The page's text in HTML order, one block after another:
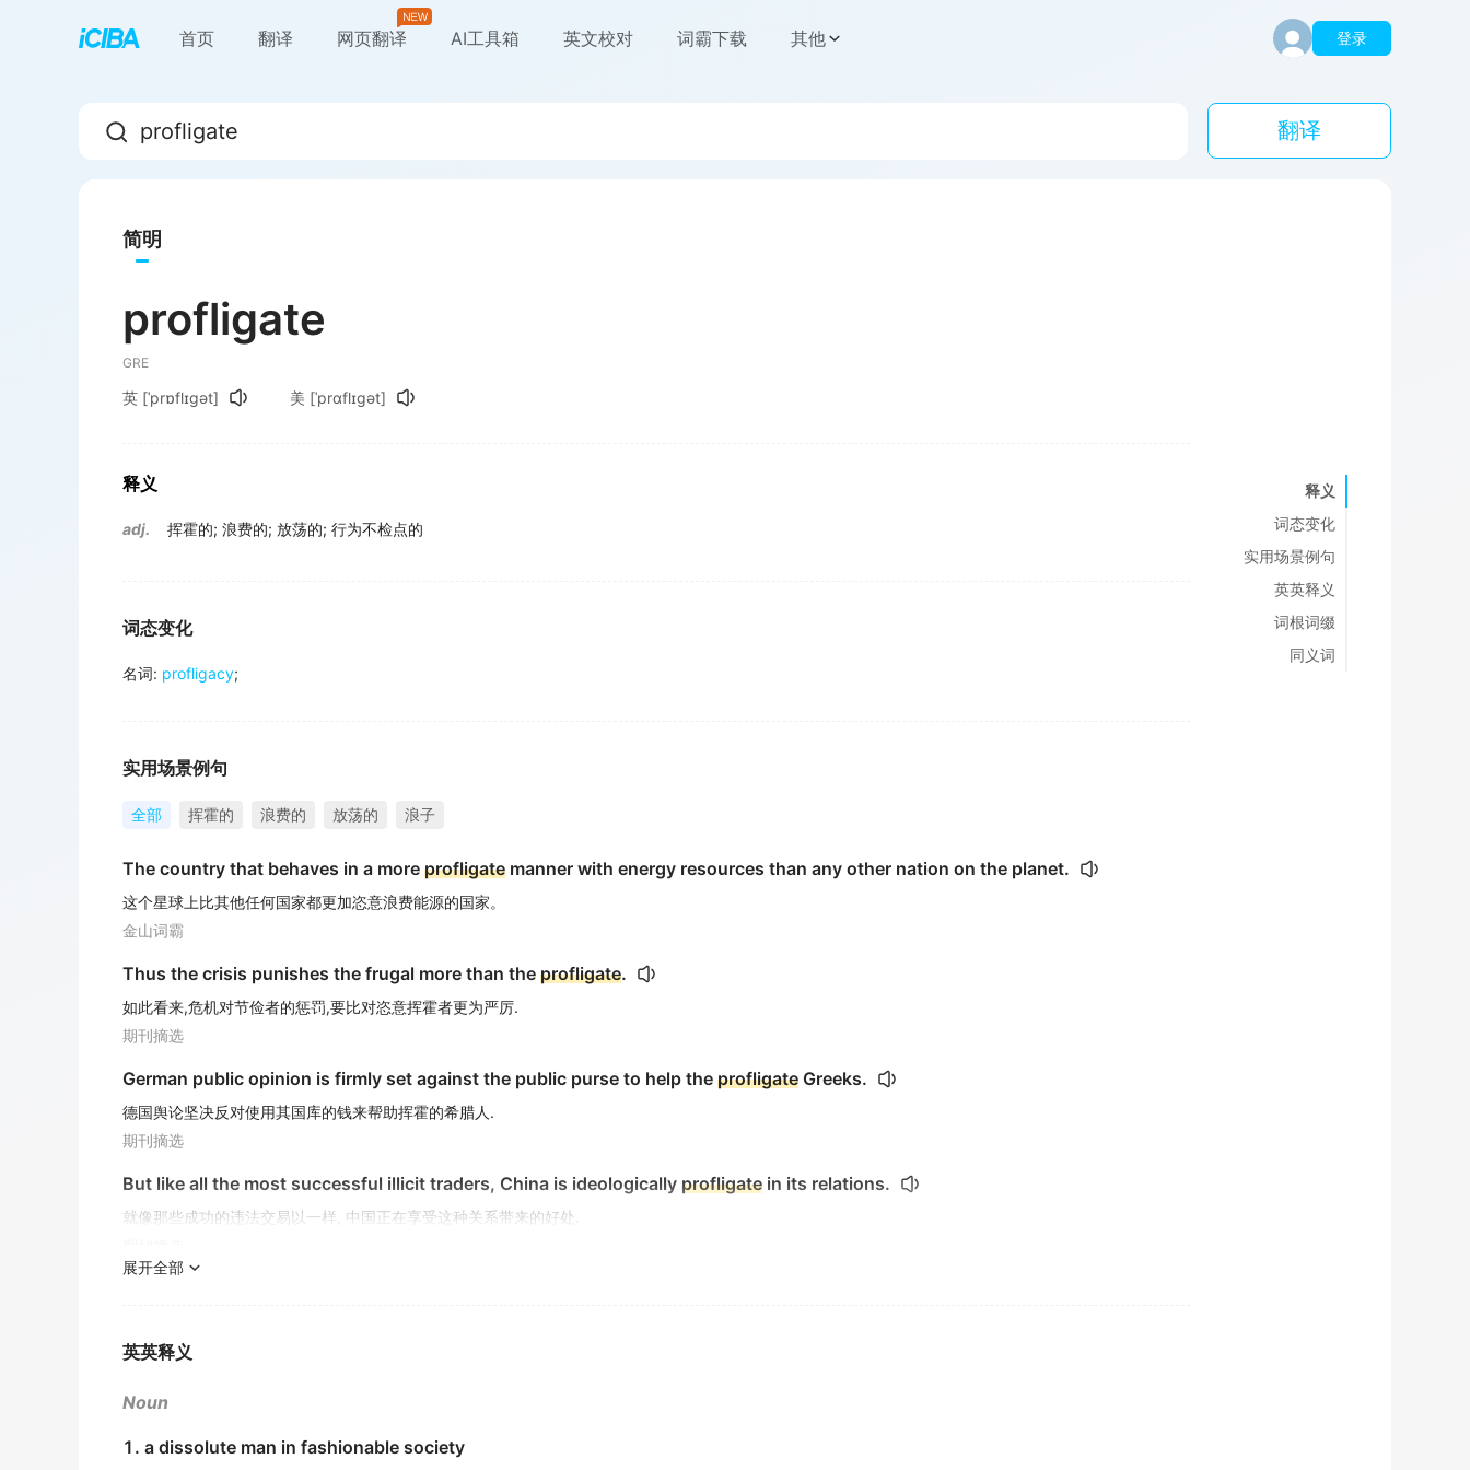
首页 翻译 网页翻译 AI工具箱 英文校对 词霸下载 其他 登录
翻译
简明
profligate
GRE
英 [ˈprɒflɪgət] 美 [ˈprɑflɪgət]
释义
adj. 挥霍的; 浪费的; 放荡的; 行为不检点的
词态变化
名词: profligacy;
实用场景例句
全部 挥霍的 浪费的 放荡的 浪子
The country that behaves in a more profligate manner with energy resources than any other nation on the planet.
这个星球上比其他任何国家都更加恣意浪费能源的国家。
金山词霸
Thus the crisis punishes the frugal more than the profligate.
如此看来,危机对节俭者的惩罚,要比对恣意挥霍者更为严厉.
期刊摘选
German public opinion is firmly set against the public purse to help the profligate Greeks.
德国舆论坚决反对使用其国库的钱来帮助挥霍的希腊人.
期刊摘选
But like all the most successful illicit traders, China is ideologically profligate in its relations.
就像那些成功的违法交易以一样, 中国正在享受这种关系带来的好处.
辞典例句
Yet they have something in common: both involve the
期刊摘选
展开全部
英英释义
Noun
1. a dissolute man in fashionable society
释义
词态变化
实用场景例句
英英释义
词根词缀
同义词